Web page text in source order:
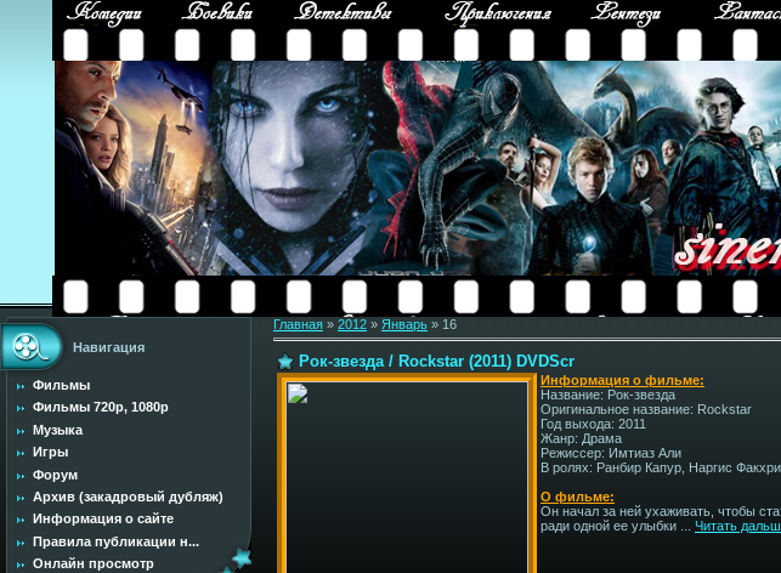
Навигация
Фильмы
Фильмы 720p, 1080p
Музыка
Игры
Форум
Архив (закадровый дубляж)
Информация о сайте
Правила публикации н...
Онлайн просмотр
Главная » 2012 » Январь » 16
Рок-звезда / Rockstar (2011) DVDScr
Информация о фильме:
Название: Рок-звезда
Оригинальное название: Rockstar
Год выхода: 2011
Жанр: Драма
Режиссер: Имтиаз Али
В ролях: Ранбир Капур, Наргис
О фильме:
Он начал за ней ухаживать, чтобы
ради одной ее улыбки
Читать